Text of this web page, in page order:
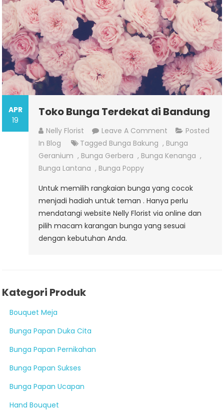
APR
19
Toko Bunga Terdekat di Bandung
Nelly Florist Leave A Comment On
Toko
Bunga
Bandung
Posted
In Blog Tagged Bunga Bakung , Bunga
Geranium , Bunga Gerbera , Bunga Kenanga ,
Bunga Lantana , Bunga Poppy
Untuk memilih rangkaian bunga yang cocok
menjadi hadiah untuk teman . Hanya perlu
mendatangi website Nelly Florist via online dan
pilih macam karangan bunga yang sesuai
dengan kebutuhan Anda.
Kategori Produk
Bouquet Meja
Bunga Papan Duka Cita
Bunga Papan Pernikahan
Bunga Papan Sukses
Bunga Papan Ucapan
Hand Bouquet